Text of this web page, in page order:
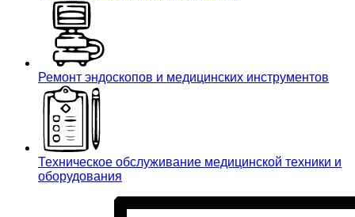
Ремонт эндоскопов и медицинских инструментов
Техническое обслуживание медицинской техники и
оборудования